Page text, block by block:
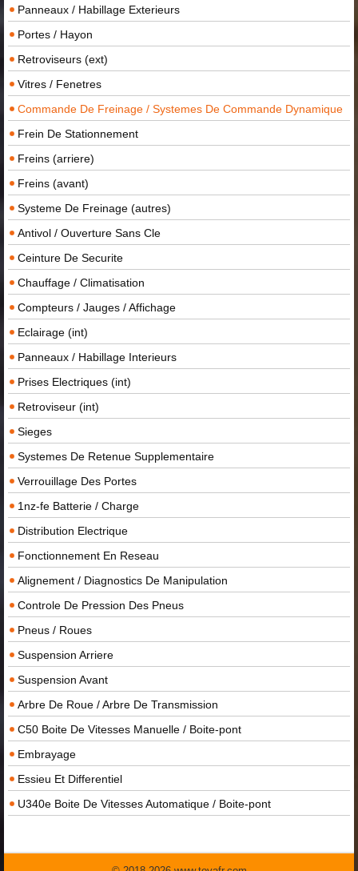
Panneaux / Habillage Exterieurs
Portes / Hayon
Retroviseurs (ext)
Vitres / Fenetres
Commande De Freinage / Systemes De Commande Dynamique
Frein De Stationnement
Freins (arriere)
Freins (avant)
Systeme De Freinage (autres)
Antivol / Ouverture Sans Cle
Ceinture De Securite
Chauffage / Climatisation
Compteurs / Jauges / Affichage
Eclairage (int)
Panneaux / Habillage Interieurs
Prises Electriques (int)
Retroviseur (int)
Sieges
Systemes De Retenue Supplementaire
Verrouillage Des Portes
1nz-fe Batterie / Charge
Distribution Electrique
Fonctionnement En Reseau
Alignement / Diagnostics De Manipulation
Controle De Pression Des Pneus
Pneus / Roues
Suspension Arriere
Suspension Avant
Arbre De Roue / Arbre De Transmission
C50 Boite De Vitesses Manuelle / Boite-pont
Embrayage
Essieu Et Differentiel
U340e Boite De Vitesses Automatique / Boite-pont